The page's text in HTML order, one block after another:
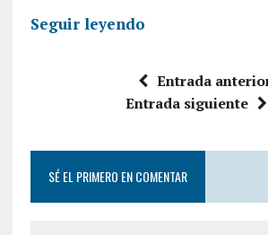
Seguir leyendo
Entrada
Entrada siguiente
SÉ EL PRIMERO EN COMENTAR